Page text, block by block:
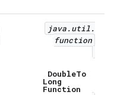
java.util.
function
DoubleTo
Long
Function